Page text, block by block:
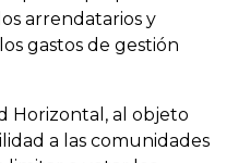
arrendatarios y
gastos de gestión
Horizontal, al objeto
a las comunidades